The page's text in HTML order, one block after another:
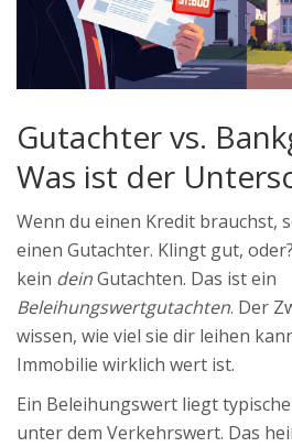
Gutachter vs.
Was ist der
Wenn du einen Kredit brauchst,
einen Gutachter. Klingt gut,
kein deinGutachten. Das ist ein
Beleihungswertgutachten. Der
wissen, wie viel sie dir leihen
Immobilie wirklich wert ist.
Ein Beleihungswert liegt
unter dem Verkehrswert. Das